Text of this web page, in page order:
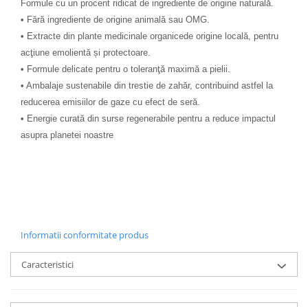
Formule cu un procent ridicat de ingrediente de origine naturală.
• Fără ingrediente de origine animală sau OMG.
• Extracte din plante medicinale organicede origine locală, pentru
acţiune emolientă și protectoare.
• Formule delicate pentru o toleranţă maximă a pielii.
• Ambalaje sustenabile din trestie de zahăr, contribuind astfel la
reducerea emisiilor de gaze cu efect de seră.
• Energie curată din surse regenerabile pentru a reduce impactul
asupra planetei noastre
Informatii conformitate produs
Caracteristici